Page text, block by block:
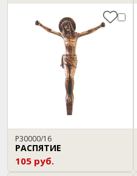
P30000/16
РАСПЯТИЕ
105 руб.